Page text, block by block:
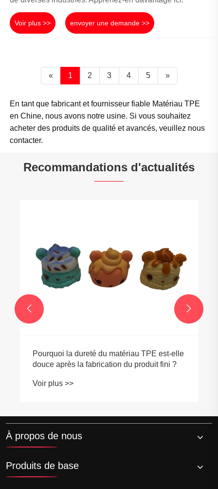
Voir plus >> envoyer une demande >>
« 1 2 3 4 5 »
En tant que fabricant et fournisseur fiable Matériau TPE
en Chine, nous avons notre usine. Si vous souhaitez
acheter des produits de qualité et avancés, veuillez nous
contacter.
Recommandations d'actualités
Voir plus >>
 
À propos de nous
Produits de base